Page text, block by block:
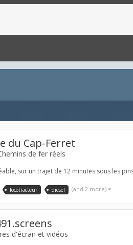
du Cap-Ferret
de fer réels
sur un trajet de 12 minutes sous les
locotracteur diesel (and 2 more)
d'écran et vidéos